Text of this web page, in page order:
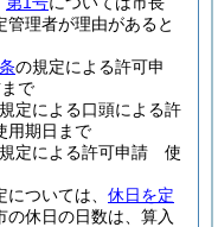
管理者が理由があると
の規定による許可申
で
定による口頭による許
用期日まで
定による許可申請 使
ついては、 休日を定
の休日の日数は、算入